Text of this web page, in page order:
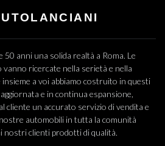
50 anni una solida realtà a Roma. Le
ricercate nella serietà e nella
a voi abbiamo costruito in questi
e in continua espansione,
cliente un accurato servizio di vendita e
automobili in tutta la comunità
nostri clienti prodotti di qualità.